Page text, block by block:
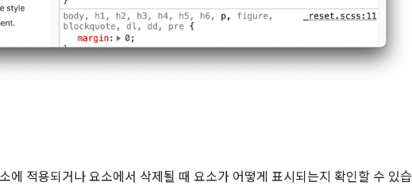
에 적용되거나 요소에서 삭제될 때 요소가 어떻게 표시되는지 확인할 수 있습